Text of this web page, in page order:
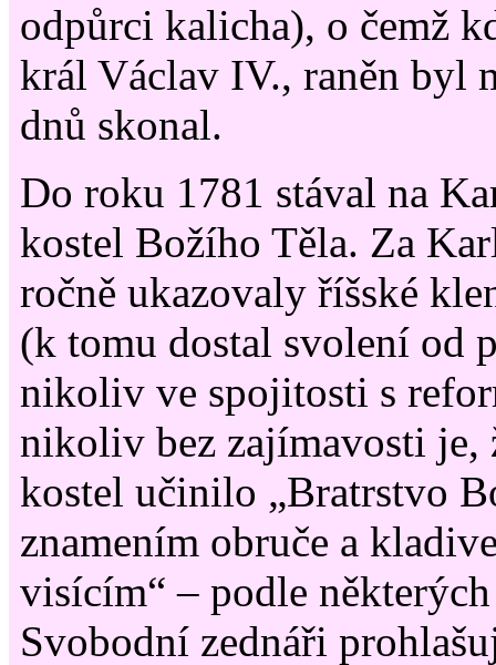
odpůrci kalicha), o čemž
král Václav IV., raněn byl
dnů skonal.
Do roku 1781 stával na
kostel Božího Těla. Za
ročně ukazovaly říšské
(k tomu dostal svolení od
nikoliv ve spojitosti s
nikoliv bez zajímavosti je,
kostel učinilo „Bratrstvo
znamením obruče a
visícím“ – podle
Svobodní zednáři